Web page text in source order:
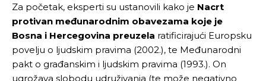
Za početak, eksperti su ustanovili kako je Nacrt
protivan međunarodnim obavezama koje je
Bosna i Hercegovina preuzela ratificirajući Europsku
povelju o ljudskim pravima (2002.), te Međunarodni
pakt o građanskim i ljudskim pravima (1993.). On
ugrožava slobodu udruživanja (te može negativno